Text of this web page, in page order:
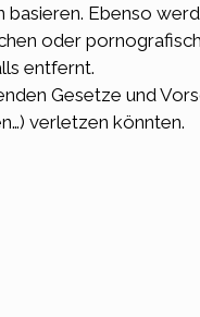
Ebenso
oder
entfernt.
Gesetze und
verletzen könnten.